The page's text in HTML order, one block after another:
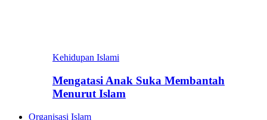
Kehidupan Islami
Mengatasi Anak Suka Membantah
Menurut Islam
Organisasi Islam